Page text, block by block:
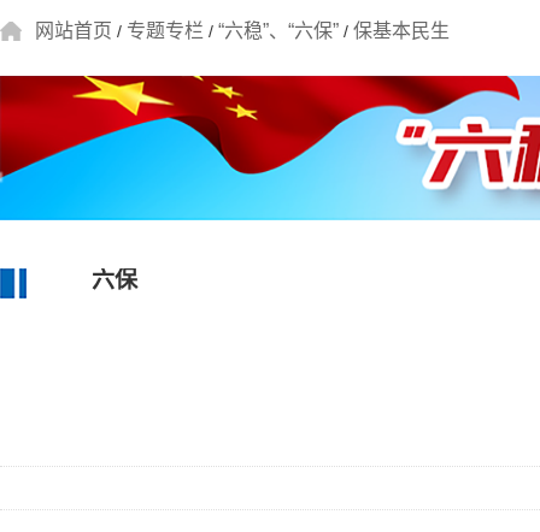
网站首页 / 专题专栏 / “六稳”、“六保” / 保基本民生
六保